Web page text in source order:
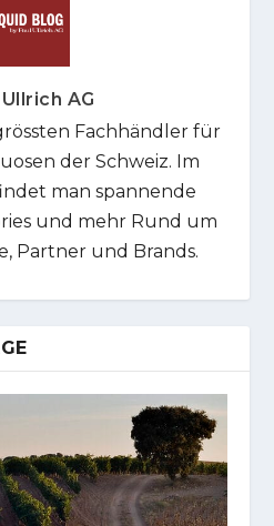
AG
Fachhändler für
der Schweiz. Im
man spannende
und mehr Rund um
Partner und Brands.